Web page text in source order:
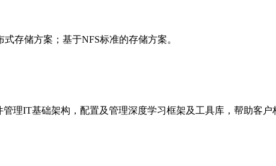
存储方案；基于NFS标准的存储方案。
理IT基础架构，配置及管理深度学习框架及工具库，帮助客户